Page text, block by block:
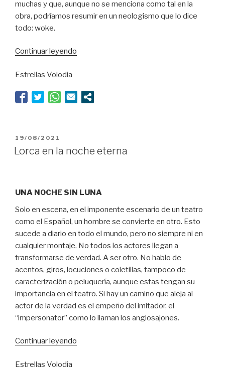
muchas y que, aunque no se menciona como tal en la
obra, podríamos resumir en un neologismo que lo dice
todo: woke.
Continuar leyendo
Estrellas Volodia
PUBLICADO
EL
19/08/2021
Lorca en la noche eterna
UNA NOCHE SIN LUNA
Solo en escena, en el imponente escenario de un teatro
como el Español, un hombre se convierte en otro. Esto
sucede a diario en todo el mundo, pero no siempre ni en
cualquier montaje. No todos los actores llegan a
transformarse de verdad. A ser otro. No hablo de
acentos, giros, locuciones o coletillas, tampoco de
caracterización o peluquería, aunque estas tengan su
importancia en el teatro. Si hay un camino que aleja al
actor de la verdad es el empeño del imitador, el
“impersonator” como lo llaman los anglosajones.
Continuar leyendo
Estrellas Volodia